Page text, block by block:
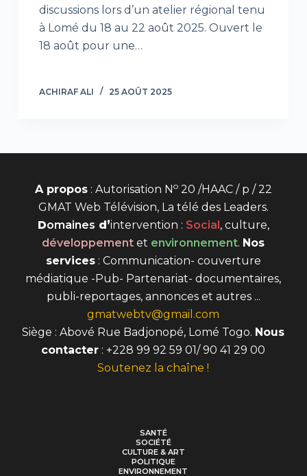
discussions lors d’un atelier régional tenu
à Lomé du 18 au 22 août 2025. Ouvert le
18 août pour une…
ACHIRAF ALI 25 AOÛT 2025
A propos: Autorisation N o20 /HAAC / p / 22
GMAT Web Télévision, La télé des Leaders.
Domaines d’intervention : Social , culture,
développement et environnement. Nos
services: Communication- couverture
médiatique -Pub- Partenariat- documentaires,
publi-reportages, annonces et autres ...
gmatwebtv@gmail.com
Siège : Abové Rue Badjonopé, Lomé Togo. Nous
contacter : +228 99 92 59 01/ 90 41 29 00
Soutenez la chaîne !
SANTÉ
SOCIÉTÉ
CULTURE & ART
POLITIQUE
ENVIRONNEMENT